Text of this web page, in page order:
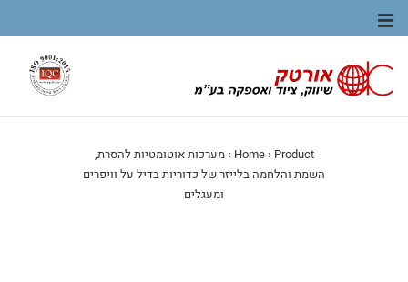
ניווט
ראשי
תפריט
Home› Product
›מערכות אוטומטיות להסרת,
השמת והלחמה בלייזר של כדוריות בדיל על וויפרים
ומעגלים